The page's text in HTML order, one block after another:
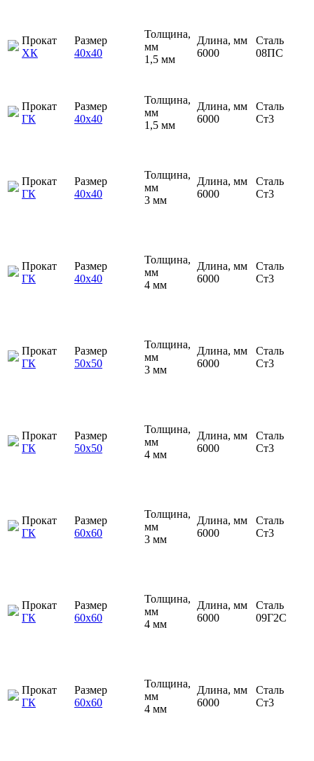
Прокат
ХК
Размер
40х40
Толщина,
мм
1,5 мм
Длина, мм
6000
Сталь
08ПС
Прокат
ГК
Размер
40х40
Толщина,
мм
1,5 мм
Длина, мм
6000
Сталь
Ст3
Прокат
ГК
Размер
40х40
Толщина,
мм
3 мм
Длина, мм
6000
Сталь
Ст3
Прокат
ГК
Размер
40х40
Толщина,
мм
4 мм
Длина, мм
6000
Сталь
Ст3
Прокат
ГК
Размер
50х50
Толщина,
мм
3 мм
Длина, мм
6000
Сталь
Ст3
Прокат
ГК
Размер
50х50
Толщина,
мм
4 мм
Длина, мм
6000
Сталь
Ст3
Прокат
ГК
Размер
60х60
Толщина,
мм
3 мм
Длина, мм
6000
Сталь
Ст3
Прокат
ГК
Размер
60х60
Толщина,
мм
4 мм
Длина, мм
6000
Сталь
09Г2С
Прокат
ГК
Размер
60х60
Толщина,
мм
4 мм
Длина, мм
6000
Сталь
Ст3